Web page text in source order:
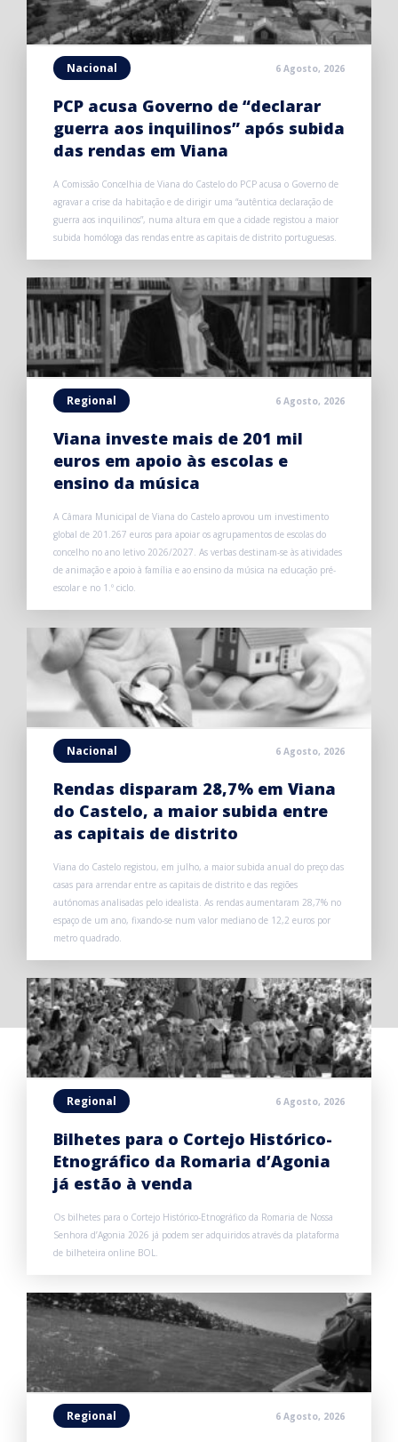
Nacional 6 Agosto, 2026
PCP acusa Governo de “declarar
guerra aos inquilinos” após subida
das rendas em Viana
A Comissão Concelhia de Viana do Castelo do PCP acusa o Governo de
agravar a crise da habitação e de dirigir uma “autêntica declaração de
guerra aos inquilinos”, numa altura em que a cidade registou a maior
subida homóloga das rendas entre as capitais de distrito portuguesas.
Regional 6 Agosto, 2026
Viana investe mais de 201 mil
euros em apoio às escolas e
ensino da música
A Câmara Municipal de Viana do Castelo aprovou um investimento
global de 201.267 euros para apoiar os agrupamentos de escolas do
concelho no ano letivo 2026/2027. As verbas destinam-se às atividades
de animação e apoio à família e ao ensino da música na educação pré-
escolar e no 1.º ciclo.
Nacional 6 Agosto, 2026
Rendas disparam 28,7% em Viana
do Castelo, a maior subida entre
as capitais de distrito
Viana do Castelo registou, em julho, a maior subida anual do preço das
casas para arrendar entre as capitais de distrito e das regiões
autónomas analisadas pelo idealista. As rendas aumentaram 28,7% no
espaço de um ano, fixando-se num valor mediano de 12,2 euros por
metro quadrado.
Regional 6 Agosto, 2026
Bilhetes para o Cortejo Histórico-
Etnográfico da Romaria d’Agonia
já estão à venda
Os bilhetes para o Cortejo Histórico-Etnográfico da Romaria de Nossa
Senhora d’Agonia 2026 já podem ser adquiridos através da plataforma
de bilheteira online BOL.
Regional 6 Agosto, 2026